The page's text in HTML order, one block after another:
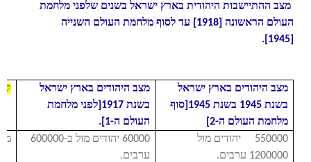
מצב ההתיישבות היהודית בארץ ישראל בשנים שלפני מלחמת
העולם הראשונה [1918] עד לסוף מלחמת העולם השנייה
מצב היהודים בארץ ישראל
בשנת 1945 בשנת 1945[סוף
מלחמת העולם ה-2]
מצב היהודים בארץ ישראל
בשנת 1917[לפני מלחמת
העולם ה-1].
550000 יהודים מול
1200000 ערבים.
60000 יהודים מול כ-600000
ערבים.